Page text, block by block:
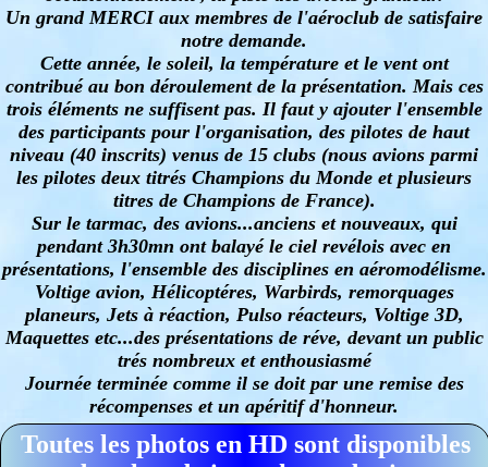
Un grand MERCI aux membres de l'aéroclub de satisfaire
notre demande.
Cette année, le soleil, la température et le vent ont
contribué au bon déroulement de la présentation. Mais ces
trois éléments ne suffisent pas. Il faut y ajouter l'ensemble
des participants pour l'organisation, des pilotes de haut
niveau (40 inscrits) venus de 15 clubs (nous avions parmi
les pilotes deux titrés Champions du Monde et plusieurs
titres de Champions de France).
Sur le tarmac, des avions...anciens et nouveaux, qui
pendant 3h30mn ont balayé le ciel revélois avec en
présentations, l'ensemble des disciplines en aéromodélisme.
Voltige avion, Hélicoptéres, Warbirds, remorquages
planeurs, Jets à réaction, Pulso réacteurs, Voltige 3D,
Maquettes etc...des présentations de réve, devant un public
trés nombreux et enthousiasmé
Journée terminée comme il se doit par une remise des
récompenses et un apéritif d'honneur.
Toutes les photos en HD sont disponibles